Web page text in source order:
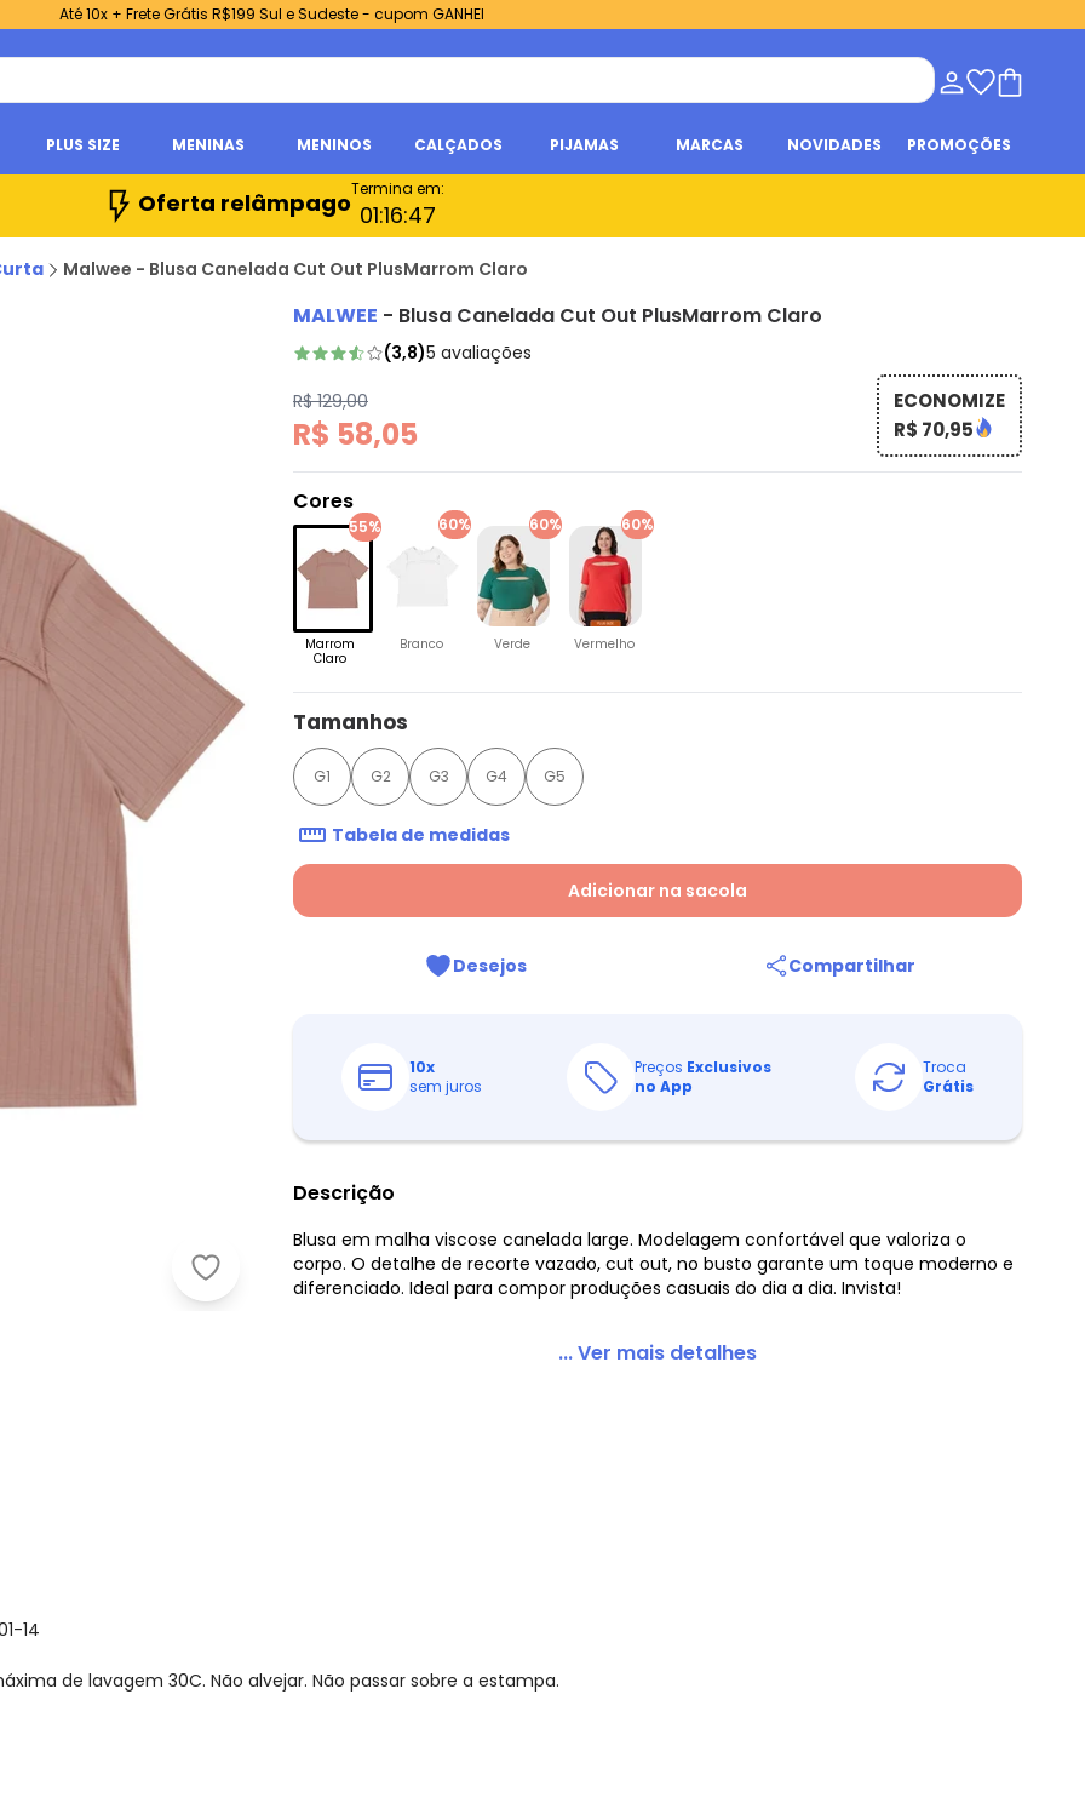
Até 10x + Frete Grátis R$199 Sul e Sudeste - cupom GANHEI
PLUS SIZE MENINAS MENINOS CALÇADOS PIJAMAS MARCAS NOVIDADES PROMOÇÕES
Oferta relâmpagoTermina em:
01:16:46
Malwee - Blusa Canelada Cut Out PlusMarrom Claro
Malwee - Blusa Canelada Cut Out PlusMarrom Claro
MALWEE - Blusa Canelada Cut Out PlusMarrom Claro
(3,8)5 avaliações
R$ 129,00
R$ 58,05
ECONOMIZE
R$ 70,95
Cores
55%
Marrom
Claro
60%
Branco
60%
Verde
60%
Vermelho
Tamanhos
G1 G2 G3 G4 G5
Tabela de medidas
Adicionar na sacola
Desejos Compartilhar
10x
sem juros
Preços Exclusivos
no App
Troca
Grátis
Descrição
Blusa em malha viscose canelada large. Modelagem confortável que valoriza o
corpo. O detalhe de recorte vazado, cut out, no busto garante um toque moderno e
diferenciado. Ideal para compor produções casuais do dia a dia. Invista!
... Ver mais detalhes
14
de lavagem 30C. Não alvejar. Não passar sobre a estampa.